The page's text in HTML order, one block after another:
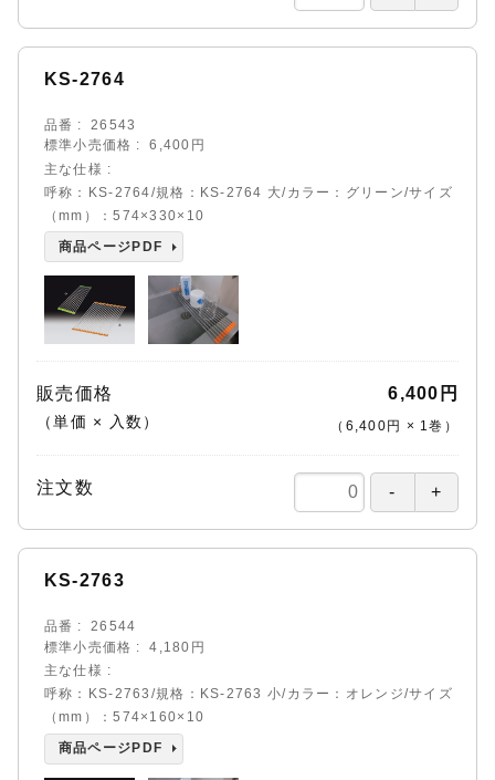
KS-2764
品番
26543
標準小売価格
6,400円
主な仕様
呼称：KS-2764/規格：KS-2764 大/カラー：グリーン/サイズ
（mm）：574×330×10
商品ページPDF
販売価格
（単価 × 入数）
6,400円
（ 6,400円 × 1巻 ）
注文数
KS-2763
品番
26544
標準小売価格
4,180円
主な仕様
呼称：KS-2763/規格：KS-2763 小/カラー：オレンジ/サイズ
（mm）：574×160×10
商品ページPDF